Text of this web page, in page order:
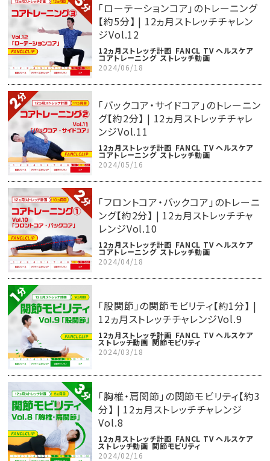
「ローテーションコア」のトレーニング
【約5分】 | 12ヵ月ストレッチチャレン
ジVol.12
12ヵ月ストレッチ計画 FANCL TV ヘルスケア
コアトレーニング ストレッチ動画
2024/06/18
「バックコア・サイドコア」のトレーニン
グ【約2分】 | 12ヵ月ストレッチチャレ
ンジVol.11
12ヵ月ストレッチ計画 FANCL TV ヘルスケア
コアトレーニング ストレッチ動画
2024/05/16
「フロントコア・バックコア」のトレーニ
ング【約2分】 | 12ヵ月ストレッチチャ
レンジVol.10
12ヵ月ストレッチ計画 FANCL TV ヘルスケア
コアトレーニング ストレッチ動画
2024/04/18
「股関節」の関節モビリティ【約1分】 |
12ヵ月ストレッチチャレンジVol.9
12ヵ月ストレッチ計画 FANCL TV ヘルスケア
ストレッチ動画 関節モビリティ
2024/03/18
「胸椎・肩関節」の関節モビリティ【約3
分】 | 12ヵ月ストレッチチャレンジ
Vol.8
12ヵ月ストレッチ計画 FANCL TV ヘルスケア
ストレッチ動画 関節モビリティ
2024/02/16